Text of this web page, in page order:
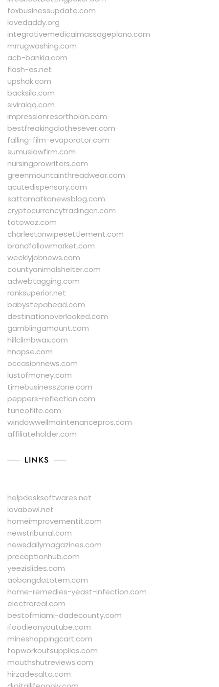
foxbusinessupdate.com
lovedaddy.org
integrativemedicalmassageplano.com
mrrugwashing.com
acb-bankia.com
flash-es.net
upshak.com
backsilo.com
siviralqq.com
impressionresorthoian.com
bestfreakingclothesever.com
falling-film-evaporator.com
sumuslawfirm.com
nursingprowriters.com
greenmountainthreadwear.com
acutedispensary.com
sattamatkanewsblog.com
cryptocurrencytradingcn.com
totowaz.com
charlestonwipesettlement.com
brandfollowmarket.com
weeklyjobnews.com
countyanimalshelter.com
adwebtagging.com
ranksuperior.net
babystepahead.com
destinationoverlooked.com
gamblingamount.com
hillclimbwax.com
hnopse.com
occasionnews.com
lustofmoney.com
timebusinesszone.com
peppers-reflection.com
tuneoflife.com
windowwellmaintenancepros.com
affiliateholder.com
LINKS
helpdesksoftwares.net
lovabowl.net
homeimprovementit.com
newstribunal.com
newsdailymagazines.com
preceptionhub.com
yeezislides.com
aobongdatotem.com
home-remedies-yeast-infection.com
electroreal.com
bestofmiami-dadecounty.com
ifoodieonyoutube.com
mineshoppingcart.com
topworkoutsupplies.com
mouthshutreviews.com
hirzadesalta.com